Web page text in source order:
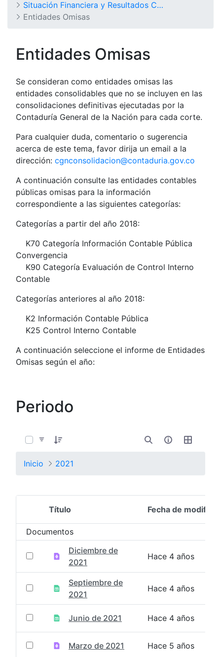
Situación Financiera y Resultados Consolidados del Nivel Nacional - Balance General de la Nación y Otros Informes
Entidades Omisas
Entidades Omisas
Se consideran como entidades omisas las
entidades consolidables que no se incluyen en las
consolidaciones definitivas ejecutadas por la
Contaduría General de la Nación para cada corte.
Para cualquier duda, comentario o sugerencia
acerca de este tema, favor dirija un email a la
dirección: cgnconsolidacion@contaduria.gov.co
A continuación consulte las entidades contables
públicas omisas para la información
correspondiente a las siguientes categorías:
Categorías a partir del año 2018:
K70 Categoría Información Contable Pública
Convergencia
K90 Categoría Evaluación de Control Interno
Contable
Categorías anteriores al año 2018:
K2 Información Contable Pública
K25 Control Interno Contable
A continuación seleccione el informe de Entidades
Omisas según el año:
Periodo
Inicio 2021
Selección del elemento
Título Fecha de
Documentos
Diciembre de
2021
Hace 4 años
Septiembre de
2021
Hace 4 años
Junio de 2021 Hace 4 años
Marzo de 2021 Hace 5 años